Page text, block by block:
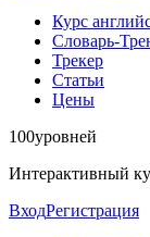
Курс
Словарь-
Трекер
Статьи
Цены
100уровней
Интерактивный
ВходРегистрация